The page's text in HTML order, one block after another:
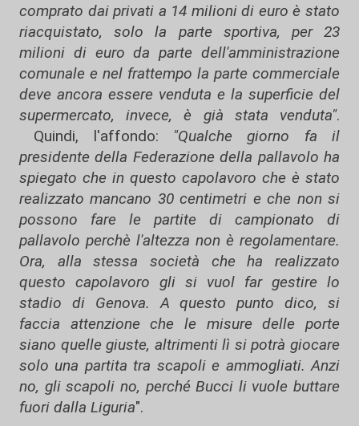
comprato dai privati a 14 milioni di euro è stato
riacquistato, solo la parte sportiva, per 23
milioni di euro da parte dell'amministrazione
comunale e nel frattempo la parte commerciale
deve ancora essere venduta e la superficie del
supermercato, invece, è già stata venduta".
Quindi, l'affondo: "Qualche giorno fa il
presidente della Federazione della pallavolo ha
spiegato che in questo capolavoro che è stato
realizzato mancano 30 centimetri e che non si
possono fare le partite di campionato di
pallavolo perchè l'altezza non è regolamentare.
Ora, alla stessa società che ha realizzato
questo capolavoro gli si vuol far gestire lo
stadio di Genova. A questo punto dico, si
faccia attenzione che le misure delle porte
siano quelle giuste, altrimenti lì si potrà giocare
solo una partita tra scapoli e ammogliati. Anzi
no, gli scapoli no, perché Bucci li vuole buttare
fuori dalla Liguria".